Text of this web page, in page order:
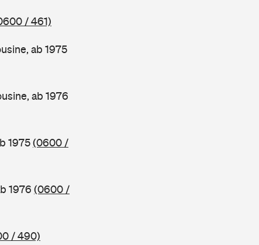
/ 461)
ab 1975
ab 1976
1975(0600 /
1976 (0600 /
/ 490)